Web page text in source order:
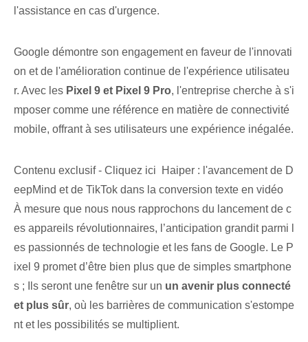
l'assistance en cas d'urgence.
Google démontre son engagement en faveur de l'innovati
on et de l'amélioration continue de l'expérience utilisateu
r. Avec les Pixel 9 et Pixel 9 Pro, l'entreprise cherche à s'i
mposer comme une référence en matière de connectivité
mobile, offrant à ses utilisateurs une expérience inégalée.
Contenu exclusif - Cliquez ici Haiper : l'avancement de D
eepMind et de TikTok dans la conversion texte en vidéo
À mesure que nous nous rapprochons du lancement de c
es appareils révolutionnaires, l’anticipation grandit parmi l
es passionnés de technologie et les fans de Google. Le P
ixel 9 promet d’être bien plus que de simples smartphone
s ; Ils seront une fenêtre sur un un avenir plus connecté
et plus sûr, où les barrières de communication s'estompe
nt et les possibilités se multiplient.